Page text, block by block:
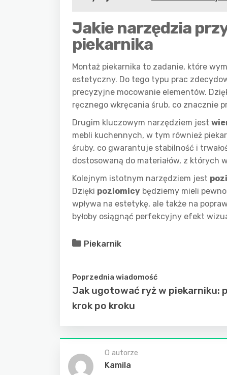
Jakie narzędzia
piekarnika
Montaż piekarnika to zadanie, które
estetyczny. Do tego typu prac
precyzyjne mocowanie elementów.
ręcznego wkręcania śrub, co znacznie
Drugim kluczowym narzędziem jest
mebli kuchennych, w tym również
śruby, co gwarantuje stabilność i
dostosowaną do materiałów, z których
Kolejnym istotnym narzędziem jest
Dzięki poziomicy będziemy mieli
wpływa na estetykę, ale także na
byłoby osiągnąć perfekcyjny efekt
Piekarnik
Poprzednia wiadomość
Jak ugotować ryż w piekarniku:
krok po kroku
O autorze
Kamila